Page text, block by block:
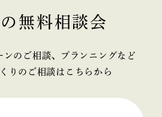
無料相談会
ンのご相談、プランニングなど
りのご相談はこちらから